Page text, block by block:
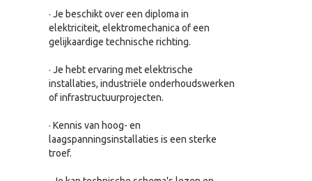
· Je beschikt over een diploma in
elektriciteit, elektromechanica of een
gelijkaardige technische richting.
· Je hebt ervaring met elektrische
installaties, industriële onderhoudswerken
of infrastructuurprojecten.
· Kennis van hoog- en
laagspanningsinstallaties is een sterke
troef.